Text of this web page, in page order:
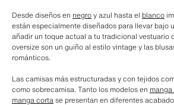
Desde diseños en negroy azul hasta el blanco
están especialmente diseñados para llevar bajo
añadir un toque actual a tu tradicional vestuario
oversize son un guiño al estilo vintage y las
románticos.
Las camisas más estructuradas y con tejidos
como sobrecamisa. Tanto los modelos en
manga cortase presentan en diferentes